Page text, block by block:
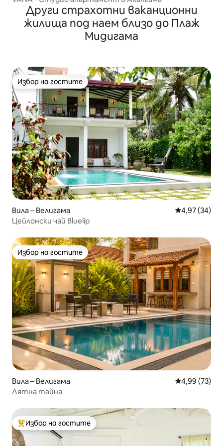
Други страхотни ваканционни
жилища под наем близо до Плаж
Мидигама
Избор на гостите
Избор на гостите
Вила – Велигама Средна
4,97 (34)
Цейлонски чай Bluelip
Избор на гостите
Избор на гостите
Вила – Велигама Средна
4,99 (73)
Лятна тайна
Най-популярен избор на гостите
Избор на гостите